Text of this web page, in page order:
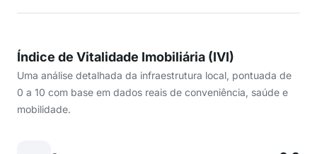
Índice de Vitalidade Imobiliária (IVI)
Uma análise detalhada da infraestrutura local, pontuada de
0 a 10 com base em dados reais de conveniência, saúde e
mobilidade.